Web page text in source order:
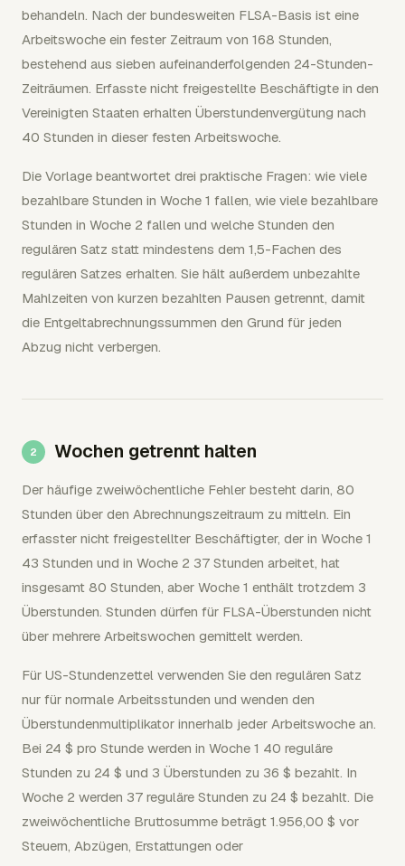
behandeln. Nach der bundesweiten FLSA-Basis ist eine
Arbeitswoche ein fester Zeitraum von 168 Stunden,
bestehend aus sieben aufeinanderfolgenden 24-Stunden-
Zeiträumen. Erfasste nicht freigestellte Beschäftigte in den
Vereinigten Staaten erhalten Überstundenvergütung nach
40 Stunden in dieser festen Arbeitswoche.
Die Vorlage beantwortet drei praktische Fragen: wie viele
bezahlbare Stunden in Woche 1 fallen, wie viele bezahlbare
Stunden in Woche 2 fallen und welche Stunden den
regulären Satz statt mindestens dem 1,5-Fachen des
regulären Satzes erhalten. Sie hält außerdem unbezahlte
Mahlzeiten von kurzen bezahlten Pausen getrennt, damit
die Entgeltabrechnungssummen den Grund für jeden
Abzug nicht verbergen.
Wochen getrennt halten
Der häufige zweiwöchentliche Fehler besteht darin, 80
Stunden über den Abrechnungszeitraum zu mitteln. Ein
erfasster nicht freigestellter Beschäftigter, der in Woche 1
43 Stunden und in Woche 2 37 Stunden arbeitet, hat
insgesamt 80 Stunden, aber Woche 1 enthält trotzdem 3
Überstunden. Stunden dürfen für FLSA-Überstunden nicht
über mehrere Arbeitswochen gemittelt werden.
Für US-Stundenzettel verwenden Sie den regulären Satz
nur für normale Arbeitsstunden und wenden den
Überstundenmultiplikator innerhalb jeder Arbeitswoche an.
Bei 24 $ pro Stunde werden in Woche 1 40 reguläre
Stunden zu 24 $ und 3 Überstunden zu 36 $ bezahlt. In
Woche 2 werden 37 reguläre Stunden zu 24 $ bezahlt. Die
zweiwöchentliche Bruttosumme beträgt 1.956,00 $ vor
Steuern, Abzügen, Erstattungen oder